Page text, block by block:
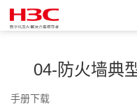
04-防火墙典
手册下载